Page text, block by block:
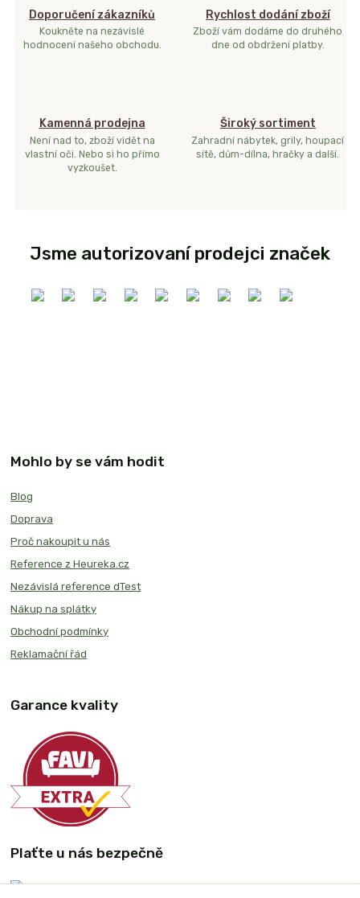
Doporučení zákazníků
Koukněte na nezávislé
hodnocení našeho obchodu.
Rychlost dodání zboží
Zboží vám dodáme do druhého
dne od obdržení platby.
Kamenná prodejna
Není nad to, zboží vidět na
vlastní oči. Nebo si ho přímo
vyzkoušet.
Široký sortiment
Zahradní nábytek, grily, houpací
sítě, dům-dílna, hračky a další.
Jsme autorizovaní prodejci značek
Mohlo by se vám hodit
Blog
Doprava
Proč nakoupit u nás
Reference z Heureka.cz
Nezávislá reference dTest
Nákup na splátky
Obchodní podmínky
Reklamační řád
Garance kvality
Plaťte u nás bezpečně